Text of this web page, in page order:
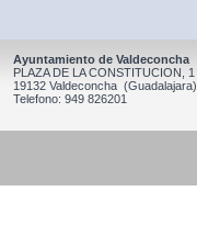
Ayuntamiento de Valdeconcha
PLAZA DE LA CONSTITUCION, 1
19132 Valdeconcha (Guadalajara)
Telefono: 949 826201